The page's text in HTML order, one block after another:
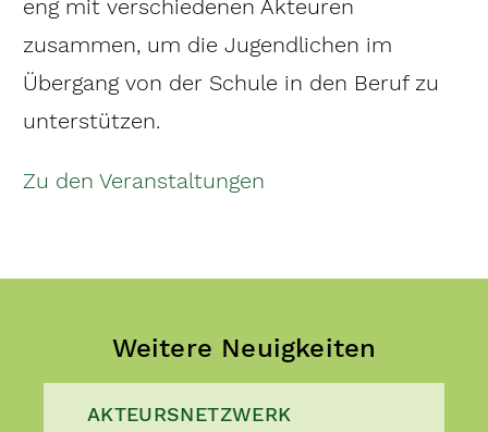
eng mit verschiedenen Akteuren
zusammen, um die Jugendlichen im
Übergang von der Schule in den Beruf zu
unterstützen.
Zu den Veranstaltungen
Weitere Neuigkeiten
AKTEURSNETZWERK